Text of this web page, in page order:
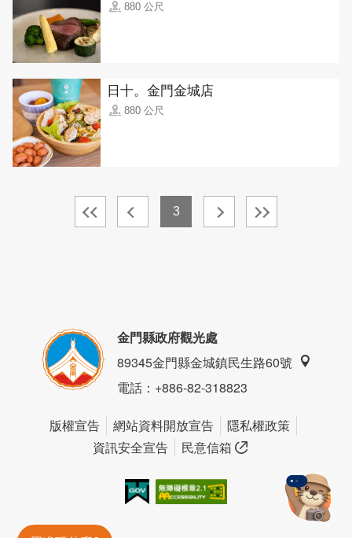
880 公尺
日十。金門金城店
880 公尺
3
金門縣政府觀光處
89345金門縣金城鎮民生路60號
電話：+886-82-318823
版權宣告 網站資料開放宣告
隱私權政策
資訊安全宣告
民意信箱